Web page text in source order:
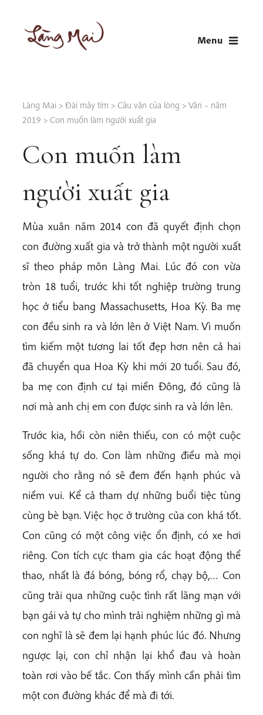
content
Menu
Làng Mai > Đài mây tím > Câu văn của lòng > Văn – năm
2019 > Con muốn làm người xuất gia
Con muốn làm
người xuất gia
Mùa xuân năm 2014 con đã quyết định chọn
con đường xuất gia và trở thành một người xuất
sĩ theo pháp môn Làng Mai. Lúc đó con vừa
tròn 18 tuổi, trước khi tốt nghiệp trường trung
học ở tiểu bang Massachusetts, Hoa Kỳ. Ba mẹ
con đều sinh ra và lớn lên ở Việt Nam. Vì muốn
tìm kiếm một tương lai tốt đẹp hơn nên cả hai
đã chuyển qua Hoa Kỳ khi mới 20 tuổi. Sau đó,
ba mẹ con định cư tại miền Đông, đó cũng là
nơi mà anh chị em con được sinh ra và lớn lên.
Trước kia, hồi còn niên thiếu, con có một cuộc
sống khá tự do. Con làm những điều mà mọi
người cho rằng nó sẽ đem đến hạnh phúc và
niềm vui. Kể cả tham dự những buổi tiệc tùng
cùng bè bạn. Việc học ở trường của con khá tốt.
Con cũng có một công việc ổn định, có xe hơi
riêng. Con tích cực tham gia các hoạt động thể
thao, nhất là đá bóng, bóng rổ, chạy bộ,… Con
cũng trải qua những cuộc tình rất lãng mạn với
bạn gái và tự cho mình trải nghiệm những gì mà
con nghĩ là sẽ đem lại hạnh phúc lúc đó. Nhưng
ngược lại, con chỉ nhận lại khổ đau và hoàn
toàn rơi vào bế tắc. Con thấy mình cần phải tìm
một con đường khác để mà đi tới.